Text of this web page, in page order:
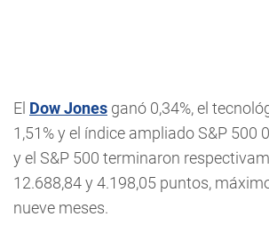
El Dow Jones ganó 0,34%, el
1,51% y el índice ampliado S&P 500
y el S&P 500 terminaron
12.688,84 y 4.198,05 puntos,
nueve meses.